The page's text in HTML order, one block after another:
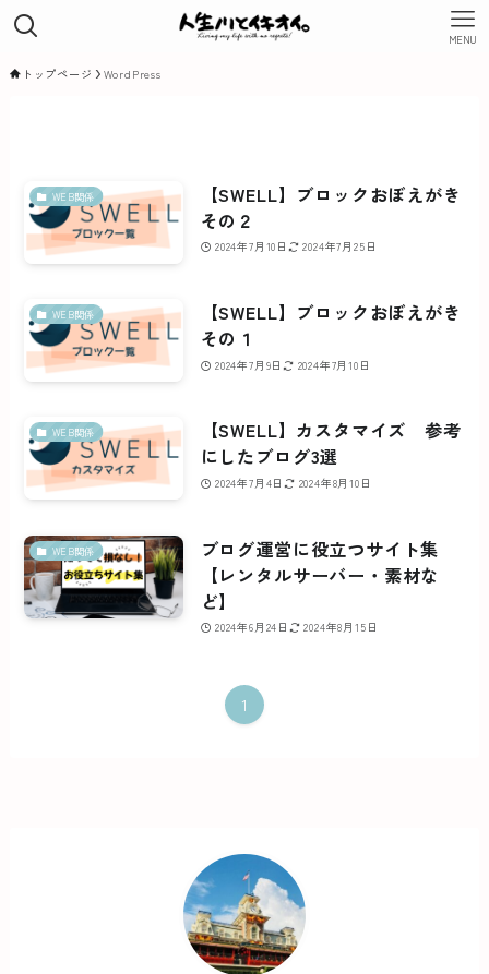
MENU
トップページ WordPress
WEB関係
【SWELL】ブロックおぼえがき
その２
2024年7月10日 2024年7月25日
WEB関係
【SWELL】ブロックおぼえがき
その１
2024年7月9日 2024年7月10日
WEB関係
【SWELL】カスタマイズ 参考
にしたブログ3選
2024年7月4日 2024年8月10日
WEB関係
ブログ運営に役立つサイト集
【レンタルサーバー・素材な
ど】
2024年6月24日 2024年8月15日
1